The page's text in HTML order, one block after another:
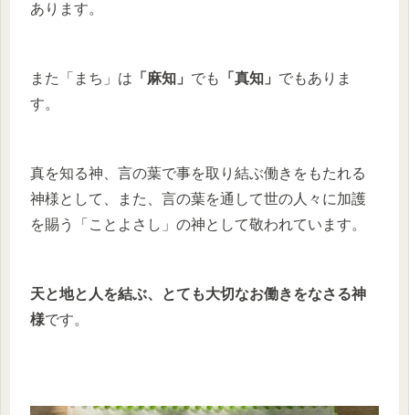
あります。
また「まち」は 「麻知」 でも 「真知」 でもありま
す。
真を知る神、言の葉で事を取り結ぶ働きをもたれる
神様として、また、言の葉を通して世の人々に加護
を賜う「ことよさし」の神として敬われています。
天と地と人を結ぶ、とても大切なお働きをなさる神
様です。